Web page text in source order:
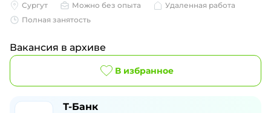
Сургут Можно без опыта
Удаленная работа
Полная занятость
Вакансия в архиве
В избранное
Т-Банк